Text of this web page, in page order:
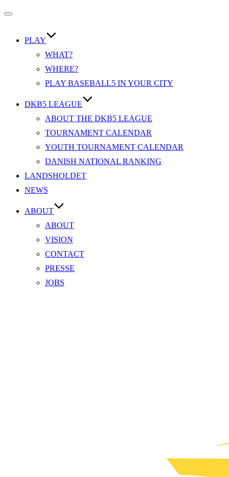
PLAY
WHAT?
WHERE?
PLAY BASEBALL5 IN YOUR CITY
DKB5 LEAGUE
ABOUT THE DKB5 LEAGUE
TOURNAMENT CALENDAR
YOUTH TOURNAMENT CALENDAR
DANISH NATIONAL RANKING
LANDSHOLDET
NEWS
ABOUT
ABOUT
VISION
CONTACT
PRESSE
JOBS